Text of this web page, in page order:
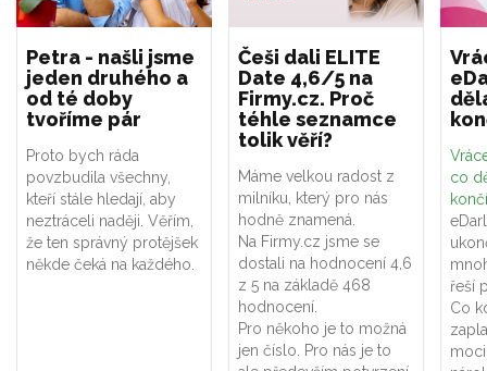
Petra - našli jsme
jeden druhého a
od té doby
tvoříme pár
Proto bych ráda
povzbudila všechny,
kteří stále hledají, aby
neztráceli naději. Věřím,
že ten správný protějšek
někde čeká na každého.
Češi dali ELITE
Date 4,6/5 na
Firmy.cz. Proč
téhle seznamce
tolik věří?
Máme velkou radost z
milníku, který pro nás
hodně znamená.
Na Firmy.cz jsme se
dostali na hodnocení 4,6
z 5 na základě 468
hodnocení.
Pro někoho je to možná
jen číslo. Pro nás je to
co
řeší
Co